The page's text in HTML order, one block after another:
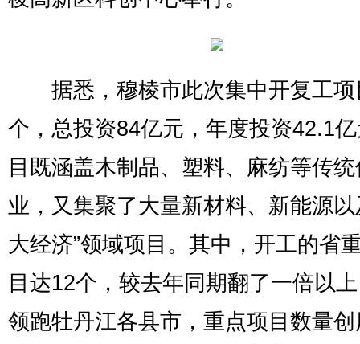
据悉，穆棱市此次集中开复工项
个，总投资84亿元，年度投资42.1
目既涵盖木制品、塑料、麻纺等传
业，又集聚了大量新材料、新能源以
大经济”领域项目。其中，开工的省
目达12个，较去年同期翻了一倍以
领跑牡丹江各县市，重点项目数量